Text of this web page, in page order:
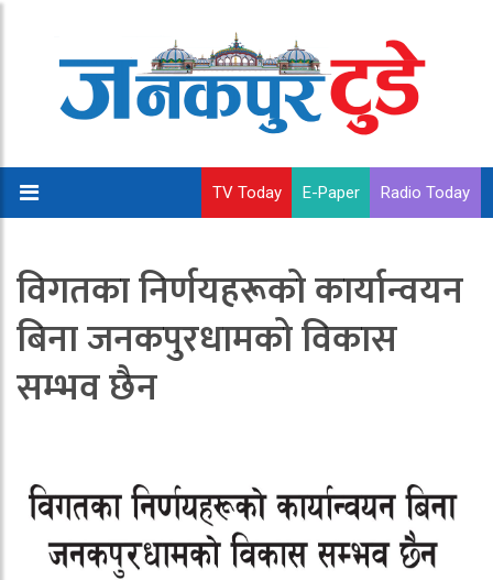
TV Today E-Paper Radio Today
विगतका निर्णयहरूको कार्यान्वयन
बिना जनकपुरधामको विकास
सम्भव छैन